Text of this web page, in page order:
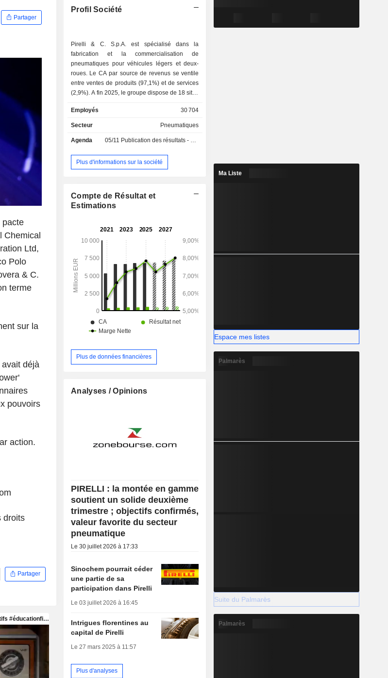
Partager
pacte
Chemical
Ltd,
Polo
& C.
terme
sur la
déjà
pouvoirs
action.
droits
Partager
Profil Société
Pirelli & C. S.p.A. est spécialisé dans la
fabrication et la commercialisation de
pneumatiques pour véhicules légers et deux-
roues. Le CA par source de revenus se ventile
entre ventes de produits (97,1%) et de services
(2,9%). A fin 2025, le groupe dispose de 18 sites
géographique du CA est la suivante : Europe
(38,7%), Amérique du Nord (26,3%), Asie-
Russie-Moyen-Orient-Afrique-Inde (7,2%).
Employés 30 704
Secteur Pneumatiques
Agenda 05/11 Publication des résultats - Q3 2026
Plus d'informations sur la société
Compte de Résultat et
Estimations
Plus de données financières
Analyses / Opinions
PIRELLI : la montée en gamme
soutient un solide deuxième
trimestre ; objectifs confirmés,
valeur favorite du secteur
pneumatique
Le 30 juillet 2026 à 17:33
Sinochem pourrait céder
une partie de sa
participation dans Pirelli
Le 03 juillet 2026 à 16:45
Intrigues florentines au
capital de Pirelli
Le 27 mars 2025 à 11:57
Plus d'analyses
Ma Liste
Espace mes listes
Palmarès
Suite du Palmarès
Palmarès